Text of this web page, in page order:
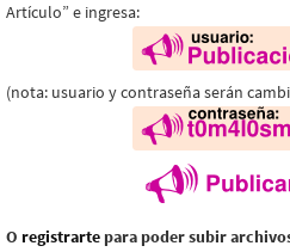
Artículo” e ingresa:
(nota: usuario y contraseña serán
O registrarte para poder subir